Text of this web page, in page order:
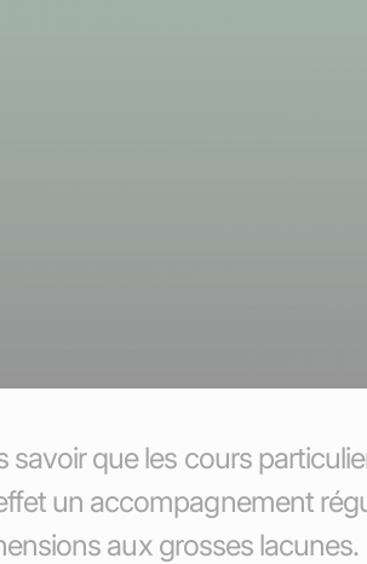
que les cours
un accompagnement
aux grosses lacunes.